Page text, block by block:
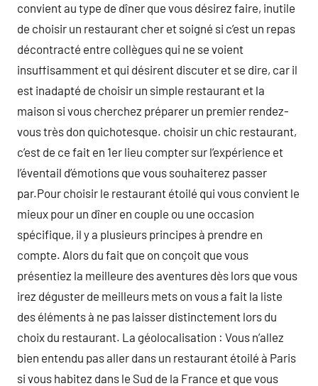
convient au type de dîner que vous désirez faire, inutile
de choisir un restaurant cher et soigné si c’est un repas
décontracté entre collègues qui ne se voient
insuffisamment et qui désirent discuter et se dire, car il
est inadapté de choisir un simple restaurant et la
maison si vous cherchez préparer un premier rendez-
vous très don quichotesque. choisir un chic restaurant,
c’est de ce fait en 1er lieu compter sur l’expérience et
l’éventail d’émotions que vous souhaiterez passer
par.Pour choisir le restaurant étoilé qui vous convient le
mieux pour un dîner en couple ou une occasion
spécifique, il y a plusieurs principes à prendre en
compte. Alors du fait que on conçoit que vous
présentiez la meilleure des aventures dès lors que vous
irez déguster de meilleurs mets on vous a fait la liste
des éléments à ne pas laisser distinctement lors du
choix du restaurant. La géolocalisation : Vous n’allez
bien entendu pas aller dans un restaurant étoilé à Paris
si vous habitez dans le Sud de la France et que vous